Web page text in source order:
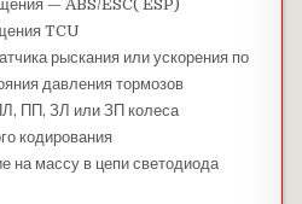
— ABS/ESC( ESP)
TCU
рыскания или ускорения по
давления тормозов
ПП, ЗЛ или ЗП колеса
кодирования
на массу в цепи светодиода